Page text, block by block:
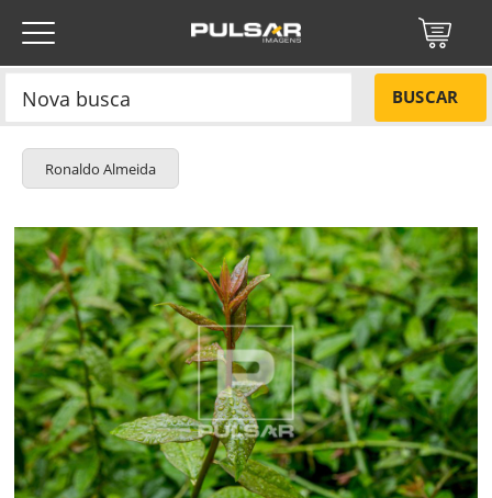
BUSCAR
Ronaldo Almeida
Título do projeto
Códigos
ENVIAR
Protegido por reCAPTCHA —Privacidade·Termos
NÃO
SIM
Título do projeto
Tamanho PR$ 57,00
Tamanho MR$ 114,00
Tamanho GR$ 171,00